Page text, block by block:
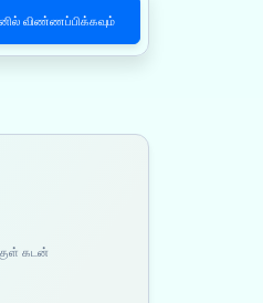
விண்ணப்பிக்கவும்
கடன்